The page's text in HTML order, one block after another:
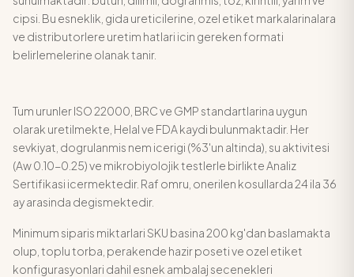
cipsi. Bu esneklik, gida ureticilerine, ozel etiket markalarinalara
ve distributorlere uretim hatlari icin gereken formati
belirlemelerine olanak tanir.
Tum urunler ISO 22000, BRC ve GMP standartlarina uygun
olarak uretilmekte, Helal ve FDA kaydi bulunmaktadir. Her
sevkiyat, dogrulanmis nem icerigi (%3'un altinda), su aktivitesi
(Aw 0.10-0.25) ve mikrobiyolojik testlerle birlikte Analiz
Sertifikasi icermektedir. Raf omru, onerilen kosullarda 24 ila 36
ay arasinda degismektedir.
Minimum siparis miktarlari SKU basina 200 kg'dan baslamakta
olup, toplu torba, perakende hazir poseti ve ozel etiket
konfigurasyonlari dahil esnek ambalaj secenekleri